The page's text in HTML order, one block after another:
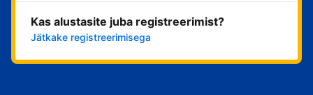
Kas alustasite juba registreerimist?
Jätkake registreerimisega